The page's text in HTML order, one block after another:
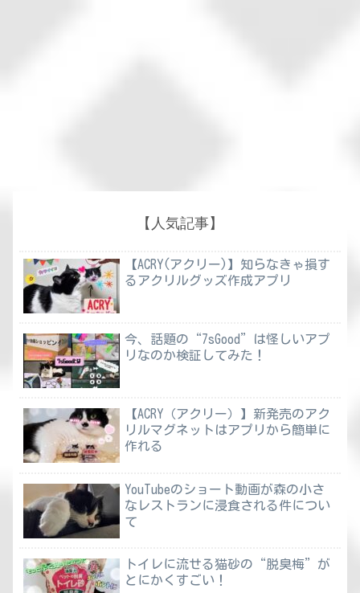
【人気記事】
【ACRY(アクリー)】知らなきゃ損す
るアクリルグッズ作成アプリ
今、話題の“7sGood”は怪しいアプ
リなのか検証してみた！
【ACRY（アクリー）】新発売のアク
リルマグネットはアプリから簡単に
作れる
YouTubeのショート動画が森の小さ
なレストランに浸食される件につい
て
トイレに流せる猫砂の“脱臭梅”が
とにかくすごい！